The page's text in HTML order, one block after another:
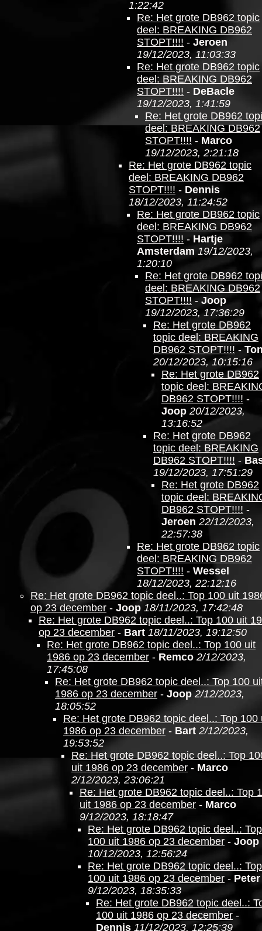
1:22:42
Re: Het grote DB962 topic
deel: BREAKING DB962
STOPT!!!! - Jeroen
19/12/2023, 11:03:33
Re: Het grote DB962 topic
deel: BREAKING DB962
STOPT!!!! - DeBacle
19/12/2023, 1:41:59
Re: Het grote DB962
deel: BREAKING DB962
STOPT!!!! - Marco
19/12/2023, 2:21:18
Re: Het grote DB962 topic
deel: BREAKING DB962
STOPT!!!! - Dennis
18/12/2023, 11:24:52
Re: Het grote DB962 topic
deel: BREAKING DB962
STOPT!!!! - Hartje
Amsterdam 19/12/2023,
1:20:10
Re: Het grote DB962
deel: BREAKING DB962
STOPT!!!! - Joop
19/12/2023, 17:36:29
Re: Het grote DB962
topic deel: BREAKING
DB962 STOPT!!!! -
20/12/2023, 10:15:16
Re: Het grote DB962
topic deel:
DB962 STOPT!!!! -
Joop 20/12/2023,
13:16:52
Re: Het grote DB962
topic deel: BREAKING
DB962 STOPT!!!! -
19/12/2023, 17:51:29
Re: Het grote DB962
topic deel:
DB962 STOPT!!!! -
Jeroen 22/12/2023,
22:57:38
Re: Het grote DB962 topic
deel: BREAKING DB962
STOPT!!!! - Wessel
18/12/2023, 22:12:16
Re: Het grote DB962 topic deel..: Top 100 uit
op 23 december - Joop 18/11/2023, 17:42:48
Re: Het grote DB962 topic deel..: Top 100 uit
op 23 december - Bart 18/11/2023, 19:12:50
Re: Het grote DB962 topic deel..: Top 100 uit
1986 op 23 december - Remco 2/12/2023,
17:45:08
Re: Het grote DB962 topic deel..: Top 100
1986 op 23 december - Joop 2/12/2023,
18:05:52
Re: Het grote DB962 topic deel..: Top 100
1986 op 23 december - Bart 2/12/2023,
19:53:52
Re: Het grote DB962 topic deel..: Top
uit 1986 op 23 december - Marco
2/12/2023, 23:06:21
Re: Het grote DB962 topic deel..: Top
uit 1986 op 23 december - Marco
9/12/2023, 18:18:47
Re: Het grote DB962 topic deel..: Top
100 uit 1986 op 23 december - Joop
10/12/2023, 12:56:24
Re: Het grote DB962 topic deel..: Top
100 uit 1986 op 23 december - Peter
9/12/2023, 18:35:33
Re: Het grote DB962 topic deel..:
100 uit 1986 op 23 december -
Dennis 11/12/2023, 12:25:39